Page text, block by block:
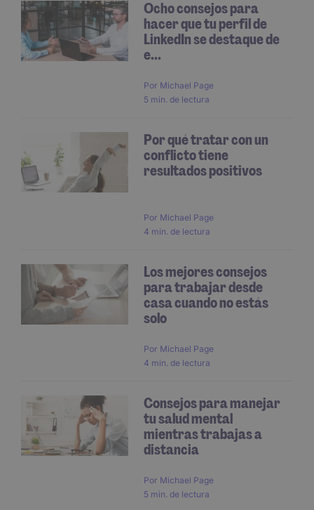
Ocho consejos para
hacer que tu perfil de
LinkedIn se destaque de
e...
Por Michael Page
5 min. de lectura
Por qué tratar con un
conflicto tiene
resultados positivos
Por Michael Page
4 min. de lectura
Los mejores consejos
para trabajar desde
casa cuando no estás
solo
Por Michael Page
4 min. de lectura
Consejos para manejar
tu salud mental
mientras trabajas a
distancia
Por Michael Page
5 min. de lectura